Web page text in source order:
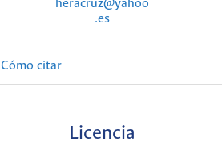
heracruz@yahoo
.es
Cómo citar
Licencia